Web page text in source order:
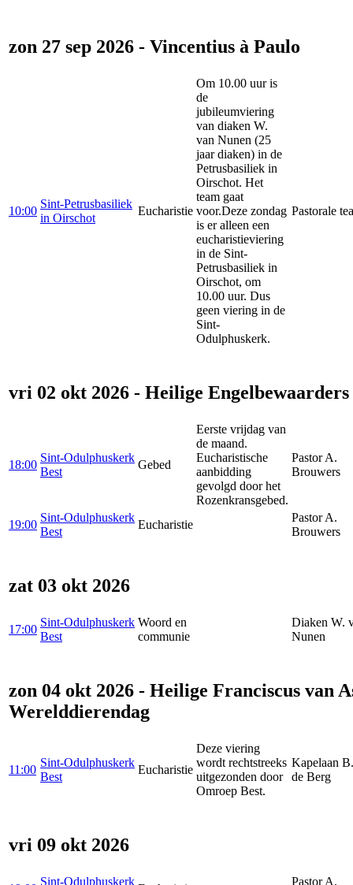
zon 27 sep 2026 - Vincentius à Paulo
10:00
Sint-Petrusbasiliek
in Oirschot
Eucharistie
Om 10.00 uur is
de
jubileumviering
van diaken W.
van Nunen (25
jaar diaken) in de
Petrusbasiliek in
Oirschot. Het
team gaat
voor.Deze zondag
is er alleen een
eucharistieviering
in de Sint-
Petrusbasiliek in
Oirschot, om
10.00 uur. Dus
geen viering in de
Sint-
Odulphuskerk.
Pastorale
vri 02 okt 2026 - Heilige Engelbewaarders
18:00
Sint-Odulphuskerk
Best
Gebed
Eerste vrijdag van
de maand.
Eucharistische
aanbidding
gevolgd door het
Rozenkransgebed.
Pastor A.
Brouwers
19:00
Sint-Odulphuskerk
Best
Eucharistie
Pastor A.
Brouwers
zat 03 okt 2026
17:00
Sint-Odulphuskerk
Best
Woord en
communie
Diaken W.
Nunen
zon 04 okt 2026 - Heilige Franciscus van
Werelddierendag
11:00
Sint-Odulphuskerk
Best
Eucharistie
Deze viering
wordt rechtstreeks
uitgezonden door
Omroep Best.
Kapelaan
de Berg
vri 09 okt 2026
Sint-Odulphuskerk
Pastor A.